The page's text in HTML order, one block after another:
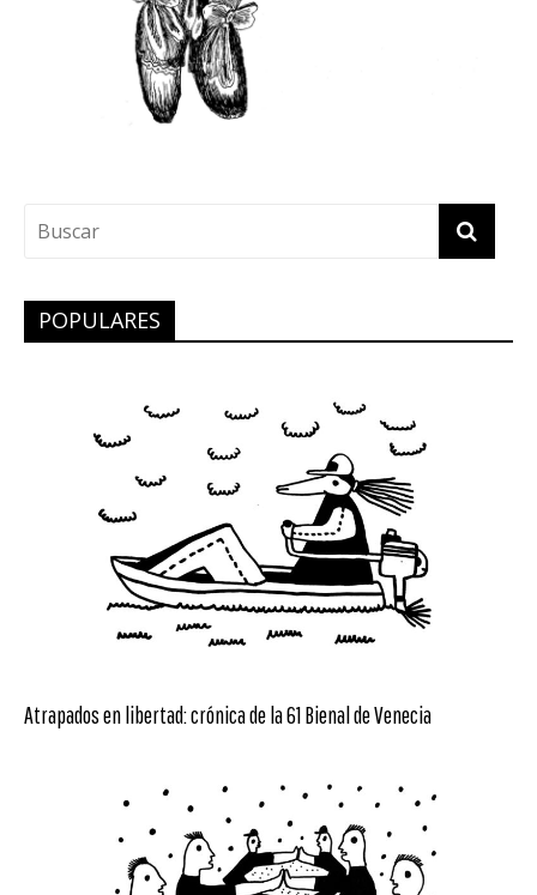
POPULARES
Atrapados en libertad: crónica de la 61 Bienal de Venecia